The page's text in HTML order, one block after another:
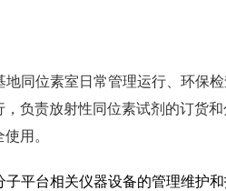
地同位素室日常管理运行、环保
负责放射性同位素试剂的订货
用。
子平台相关仪器设备的管理维护